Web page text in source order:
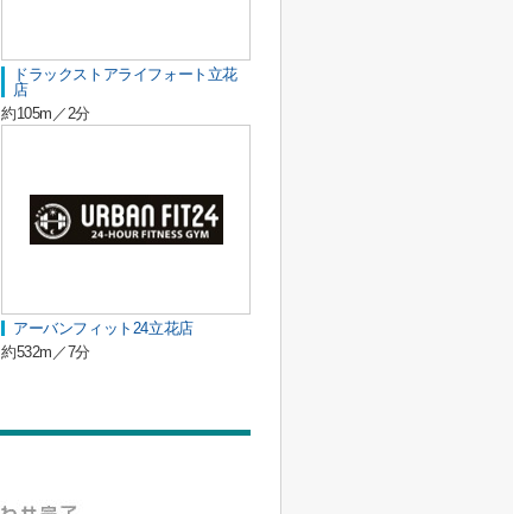
ドラックストアライフォート立花
店
約105m／2分
アーバンフィット24立花店
約532m／7分